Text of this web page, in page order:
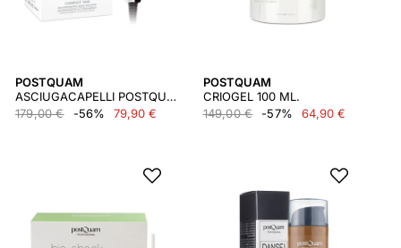
POSTQUAM
ASCIUGACAPELLI POSTQUAM COMPACT SENZA RADIAZIONI 1400W
179,00 €
-56% 79,90 €
POSTQUAM
CRIOGEL 100 ML.
149,00 €
-57% 64,90 €